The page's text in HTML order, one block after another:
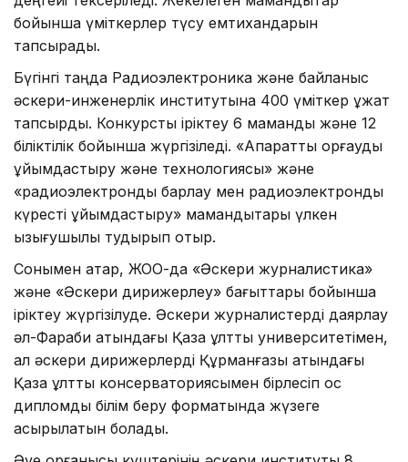
бойынша үміткерлер түсу емтихандарын
тапсырады.
Бүгінгі таңда Радиоэлектроника және байланыс
әскери-инженерлік институтына 400 үміткер құжат
тапсырды. Конкурстық іріктеу 6 мамандық және 12
біліктілік бойынша жүргізіледі. «Ақпаратты қорғауды
ұйымдастыру және технологиясы» және
«радиоэлектрондық барлау мен радиоэлектрондық
күресті ұйымдастыру» мамандықтары үлкен
қызығушылық тудырып отыр.
Сонымен қатар, ЖОО-да «Әскери журналистика»
және «Әскери дирижерлеу» бағыттары бойынша
іріктеу жүргізілуде. Әскери журналистерді даярлау
әл-Фараби атындағы Қазақ ұлттық университетімен,
ал әскери дирижерлерді Құрманғазы атындағы
Қазақ ұлттық консерваториясымен бірлесіп қос
дипломдық білім беру форматында жүзеге
асырылатын болады.